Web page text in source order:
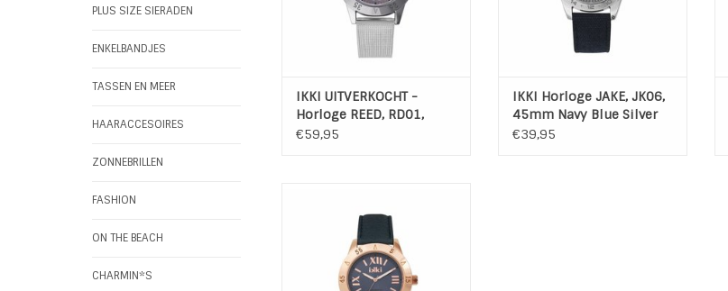
PLUS SIZE SIERADEN
ENKELBANDJES
TASSEN EN MEER
HAARACCESOIRES
ZONNEBRILLEN
FASHION
ON THE BEACH
CHARMIN*S
IKKI UITVERKOCHT -
Horloge REED, RD01,
42mm Silver Brown
€59,95
TOEVOEGEN AAN WINKELWAGEN
IKKI Horloge JAKE, JK06,
45mm Navy Blue Silver
€39,95
Royal Blue-Rosé
Serie: IKKI Julie
Modelnummer: JU-42
Materiaal kast: RVS
Diameter kast: 42 mm